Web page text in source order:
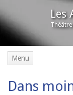
Les
Théâtre
Menu
Dans